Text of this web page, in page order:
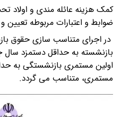
کمک هزینه عائله مندی و اولاد
ضوابط و اعتبارات مربوطه
در اجرای متناسب سازی حقوق
اولین مستمری بازنشستگی به
مستمری، متناسب می گردد.